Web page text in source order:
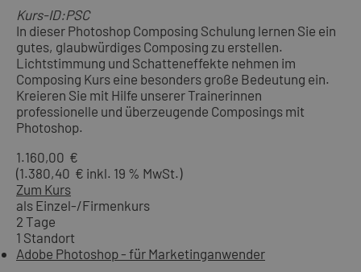
Kurs-ID:PSC
In dieser Photoshop Composing Schulung lernen Sie ein
gutes, glaubwürdiges Composing zu erstellen.
Lichtstimmung und Schatteneffekte nehmen im
Composing Kurs eine besonders große Bedeutung ein.
Kreieren Sie mit Hilfe unserer Trainerinnen
professionelle und überzeugende Composings mit
Photoshop.
1.160,00 €
(1.380,40 € inkl. 19 % MwSt.)
Zum Kurs
als Einzel-/Firmenkurs
2 Tage
1 Standort
Adobe Photoshop - für Marketinganwender